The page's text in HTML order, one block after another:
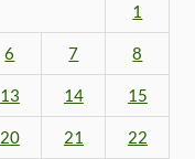
1
6 7 8
13 14 15
20 21 22